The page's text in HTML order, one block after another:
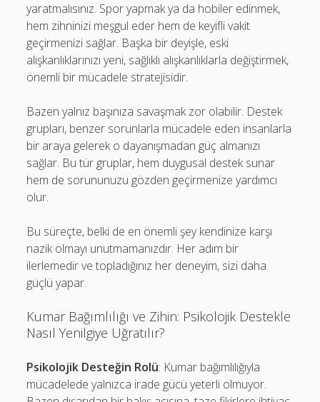
yaratmalısınız. Spor yapmak ya da hobiler edinmek,
hem zihninizi meşgul eder hem de keyifli vakit
geçirmenizi sağlar. Başka bir deyişle, eski
alışkanlıklarınızı yeni, sağlıklı alışkanlıklarla değiştirmek,
önemli bir mücadele stratejisidir.
Bazen yalnız başınıza savaşmak zor olabilir. Destek
grupları, benzer sorunlarla mücadele eden insanlarla
bir araya gelerek o dayanışmadan güç almanızı
sağlar. Bu tür gruplar, hem duygusal destek sunar
hem de sorununuzu gözden geçirmenize yardımcı
olur.
Bu süreçte, belki de en önemli şey kendinize karşı
nazik olmayı unutmamanızdır. Her adım bir
ilerlemedir ve topladığınız her deneyim, sizi daha
güçlü yapar.
Kumar Bağımlılığı ve Zihin: Psikolojik Destekle
Nasıl Yenilgiye Uğratılır?
Psikolojik Desteğin Rolü: Kumar bağımlılığıyla
mücadelede yalnızca irade gücü yeterli olmuyor.